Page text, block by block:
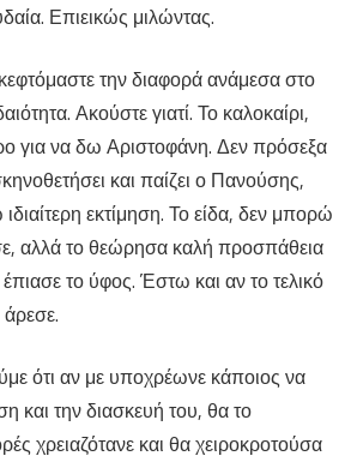
Επιεικώς μιλώντας.
την διαφορά ανάμεσα στο
Ακούστε γιατί. Το καλοκαίρι,
για να δω Αριστοφάνη. Δεν πρόσεξα
και παίζει ο Πανούσης,
εκτίμηση. Το είδα, δεν μπορώ
αλλά το θεώρησα καλή προσπάθεια
το ύφος. Έστω και αν το τελικό
ότι αν με υποχρέωνε κάποιος να
και την διασκευή του, θα το
χρειαζότανε και θα χειροκροτούσα